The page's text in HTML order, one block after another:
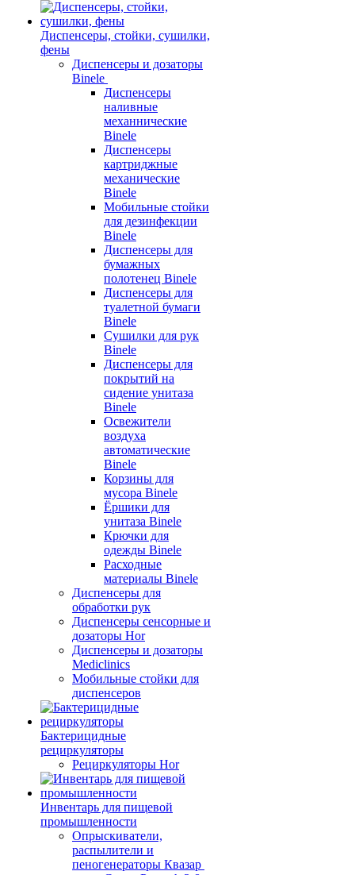
Диспенсеры, стойки, сушилки,
фены
Диспенсеры и дозаторы
Binele
Диспенсеры
наливные
механнические
Binele
Диспенсеры
картриджные
механические
Binele
Мобильные стойки
для дезинфекции
Binele
Диспенсеры для
бумажных
полотенец Binele
Диспенсеры для
туалетной бумаги
Binele
Сушилки для рук
Binele
Диспенсеры для
покрытий на
сидение унитаза
Binele
Освежители
воздуха
автоматические
Binele
Корзины для
мусора Binele
Ёршики для
унитаза Binele
Крючки для
одежды Binele
Расходные
материалы Binele
Диспенсеры для
обработки рук
Диспенсеры сенсорные и
дозаторы Hor
Диспенсеры и дозаторы
Mediclinics
Мобильные стойки для
диспенсеров
Бактерицидные
рециркуляторы
Рециркуляторы Hor
Инвентарь для пищевой
промышленности
Опрыскиватели,
распылители и
пеногенераторы Квазар